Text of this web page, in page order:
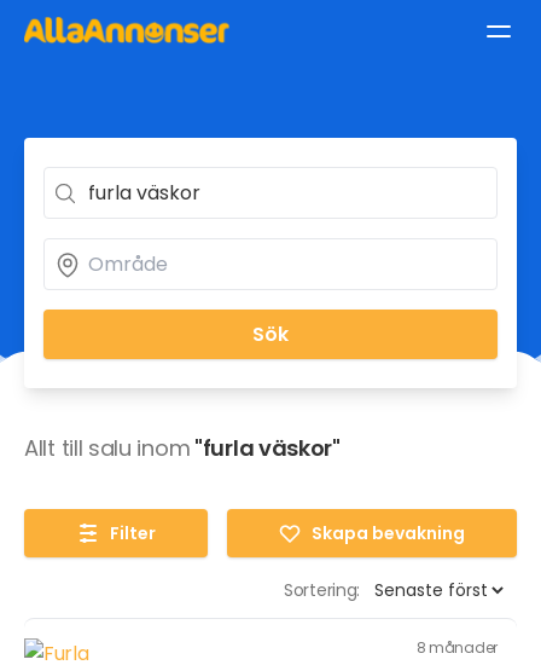
Sök
Allt till salu inom "furla väskor"
Filter Skapa bevakning
Sortering:
8 månader